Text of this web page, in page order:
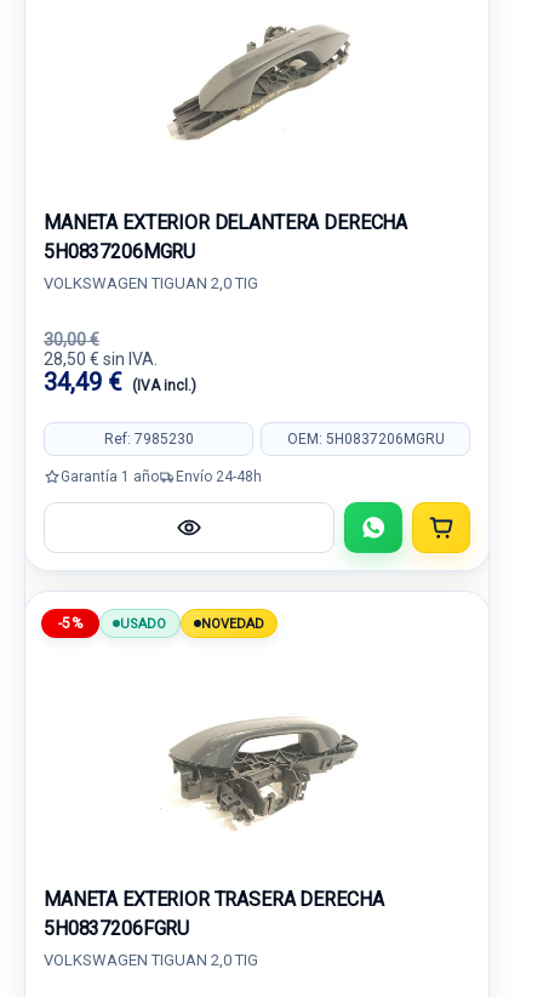
MANETA EXTERIOR DELANTERA DERECHA
5H0837206MGRU
VOLKSWAGEN TIGUAN 2,0 TIG
30,00 €
28,50 € sin IVA.
34,49 € (IVA incl.)
Ref: 7985230 OEM: 5H0837206MGRU
Garantía 1 año Envío 24-48h
-5% USADO NOVEDAD
MANETA EXTERIOR TRASERA DERECHA
5H0837206FGRU
VOLKSWAGEN TIGUAN 2,0 TIG